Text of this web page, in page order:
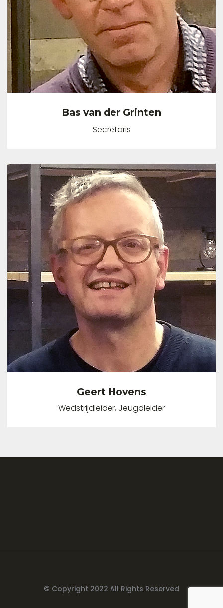
Bas van der Grinten
Secretaris
Geert Hovens
Wedstrijdleider, Jeugdleider
© Copyright 2022 All Rights Reserved